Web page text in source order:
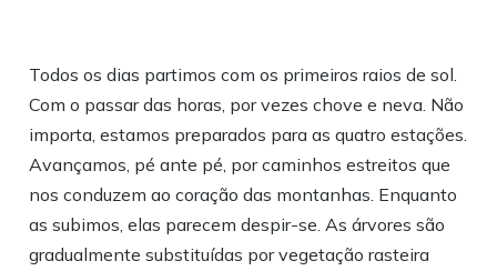
Todos os dias partimos com os primeiros raios de sol.
Com o passar das horas, por vezes chove e neva. Não
importa, estamos preparados para as quatro estações.
Avançamos, pé ante pé, por caminhos estreitos que
nos conduzem ao coração das montanhas. Enquanto
as subimos, elas parecem despir-se. As árvores são
gradualmente substituídas por vegetação rasteira